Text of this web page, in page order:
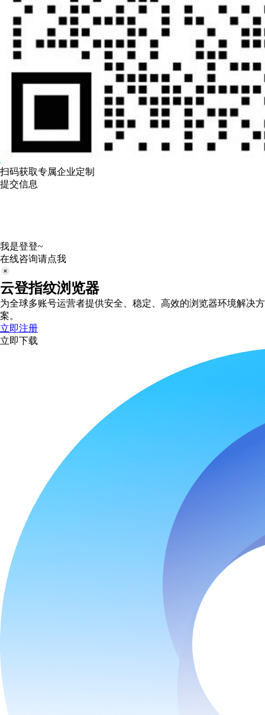
扫码获取专属企业定制
提交信息
我是登登~
在线咨询请点我
云登指纹浏览器
为全球多账号运营者提供安全、稳定、高效的浏览器环境解决方
案。
立即注册
立即下载